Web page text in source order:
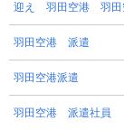
迎え 羽田空港 羽
羽田空港 派遣
羽田空港派遣
羽田空港 派遣社員